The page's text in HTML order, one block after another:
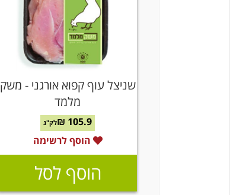
שניצל עוף קפוא אורגני - משק
מלמד
105.9 ₪ לק"ג
הוסף לרשימה
הוסף לסל